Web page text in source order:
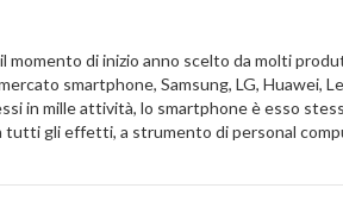
momento di inizio anno scelto da molti
smartphone, Samsung, LG, Huawei,
in mille attività, lo smartphone è esso
tutti gli effetti, a strumento di personal